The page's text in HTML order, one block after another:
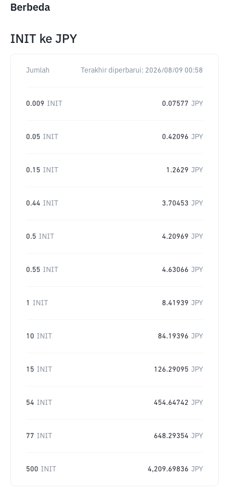
Berbeda
INIT ke JPY
Jumlah Terakhir diperbarui: 2026/08/09 00:58
0.009 INIT 0.07577 JPY
0.05 INIT 0.42096 JPY
0.15 INIT 1.2629 JPY
0.44 INIT 3.70453 JPY
0.5 INIT 4.20969 JPY
0.55 INIT 4.63066 JPY
1 INIT 8.41939 JPY
10 INIT 84.19396 JPY
15 INIT 126.29095 JPY
54 INIT 454.64742 JPY
77 INIT 648.29354 JPY
500 INIT 4,209.69836 JPY